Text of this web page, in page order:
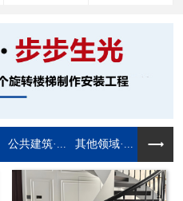
公共建筑·... 其他领域·...